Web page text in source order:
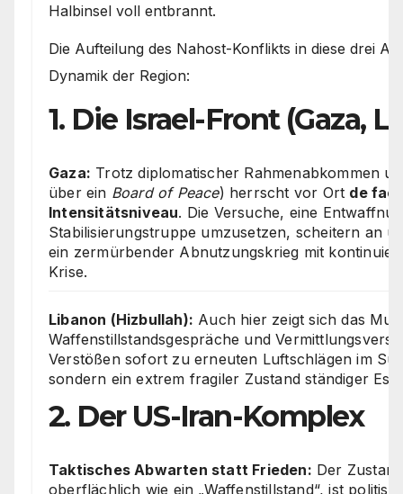
Halbinsel voll entbrannt.
Die Aufteilung des Nahost-Konflikts in diese drei
Dynamik der Region:
1. Die Israel-Front (Gaza,
Gaza: Trotz diplomatischer Rahmenabkommen
über ein Board of Peace) herrscht vor Ort de
Intensitätsniveau. Die Versuche, eine
Stabilisierungstruppe umzusetzen, scheitern an
ein zermürbender Abnutzungskrieg mit
Krise.
Libanon (Hizbullah): Auch hier zeigt sich das
Waffenstillstandsgespräche und
Verstößen sofort zu erneuten Luftschlägen im
sondern ein extrem fragiler Zustand ständiger
2. Der US-Iran-Komplex
Taktisches Abwarten statt Frieden: Der
oberflächlich wie ein „Waffenstillstand“, ist